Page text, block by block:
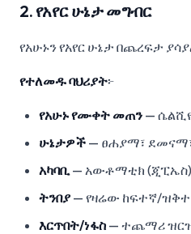
2. የአየር ሁኔታ መግብር
የአሁኑን የአየር ሁኔታ በጨረፍታ
የተለመዱ ባህሪያት፦
የአሁኑ የሙቀት መጠን —
ሁኔታዎች — ፀሐያማ፣
አካባቢ— አውቶማቲክ
ትንበያ — የዛሬው ከፍተኛ/
እርጥበት/ነፋስ — ተጨማሪ